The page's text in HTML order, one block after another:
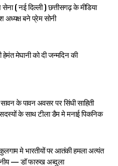
सेना ( नई दिल्ली ) छत्तीसगढ़ के मीडिया
अध्यक्ष बने प्रेम सोनी
हेमंत मेघानी को दी जन्मदिन की
के पावन अवसर पर सिंधी साहिती
सदस्यों के साथ टीला डैम मे मनाई पिकनिक
मे भारतीयों पर आतंकी हमला अत्यंत
— डॉ फारुख अब्दुला